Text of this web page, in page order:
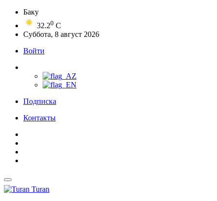
Баку
32.20 C
Суббота, 8 август 2026
Войти
Подписка
Контакты
Turan